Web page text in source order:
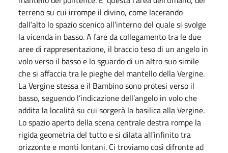
terreno su cui irrompe il divino, come lacerando
dall’alto lo spazio scenico all’interno del quale si svolge
la vicenda in basso. A fare da collegamento tra le due
aree di rappresentazione, il braccio teso di un angelo in
volo verso il basso e lo sguardo di un altro suo simile
che si affaccia tra le pieghe del mantello della Vergine.
La Vergine stessa e il Bambino sono protesi verso il
basso, seguendo l’indicazione dell’angelo in volo che
addita la località su cui sorgerà la basilica alla Vergine.
Lo spazio aperto della scena centrale destra rompe la
rigida geometria del tutto e si dilata all’infinito tra
orizzonte e monti lontani. Ci troviamo così difronte ad